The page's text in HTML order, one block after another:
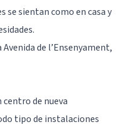
se sientan como en casa y
de l’Ensenyament,
centro de nueva
tipo de instalaciones